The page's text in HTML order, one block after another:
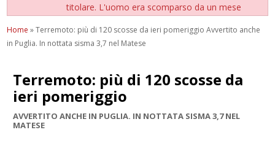
titolare. L'uomo era scomparso da un mese
Home »Terremoto: più di 120 scosse da ieri pomeriggio Avvertito anche
in Puglia. In nottata sisma 3,7 nel Matese
Terremoto: più di 120 scosse da
ieri pomeriggio
AVVERTITO ANCHE IN PUGLIA. IN NOTTATA SISMA 3,7 NEL
MATESE